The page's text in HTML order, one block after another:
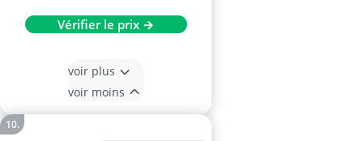
Vérifier le prix →
voir plus
voir moins